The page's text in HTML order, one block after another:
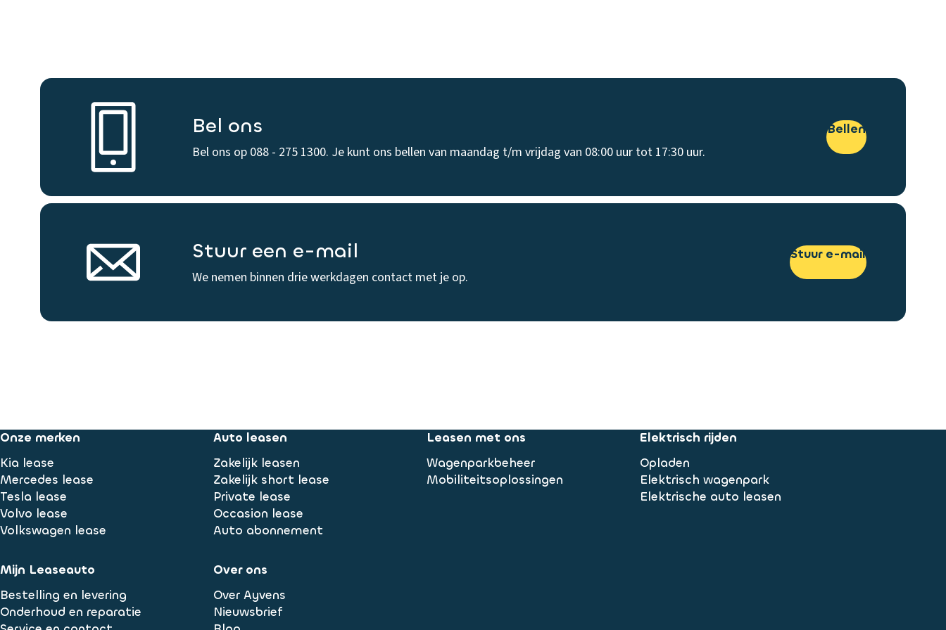
Bel ons
Bel ons op 088 - 275 1300. Je kunt ons bellen van maandag t/m vrijdag van 08:00 uur tot 17:30 uur.
Bellen
Stuur een e-mail
We nemen binnen drie werkdagen contact met je op.
Stuur e-mail
Onze merken
Kia lease
Mercedes lease
Tesla lease
Volvo lease
Volkswagen lease
Auto leasen
Zakelijk leasen
Zakelijk short lease
Private lease
Occasion lease
Auto abonnement
Leasen met ons
Wagenparkbeheer
Mobiliteitsoplossingen
Elektrisch rijden
Opladen
Elektrisch wagenpark
Elektrische auto leasen
Mijn Leaseauto
Bestelling en levering
Onderhoud en reparatie
Over ons
Over Ayvens
Nieuwsbrief